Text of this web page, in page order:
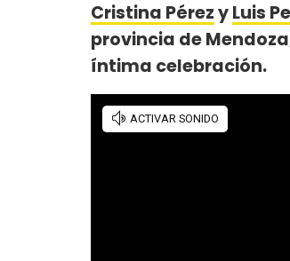
Cristina PérezyLuis
provincia de
íntima celebración.